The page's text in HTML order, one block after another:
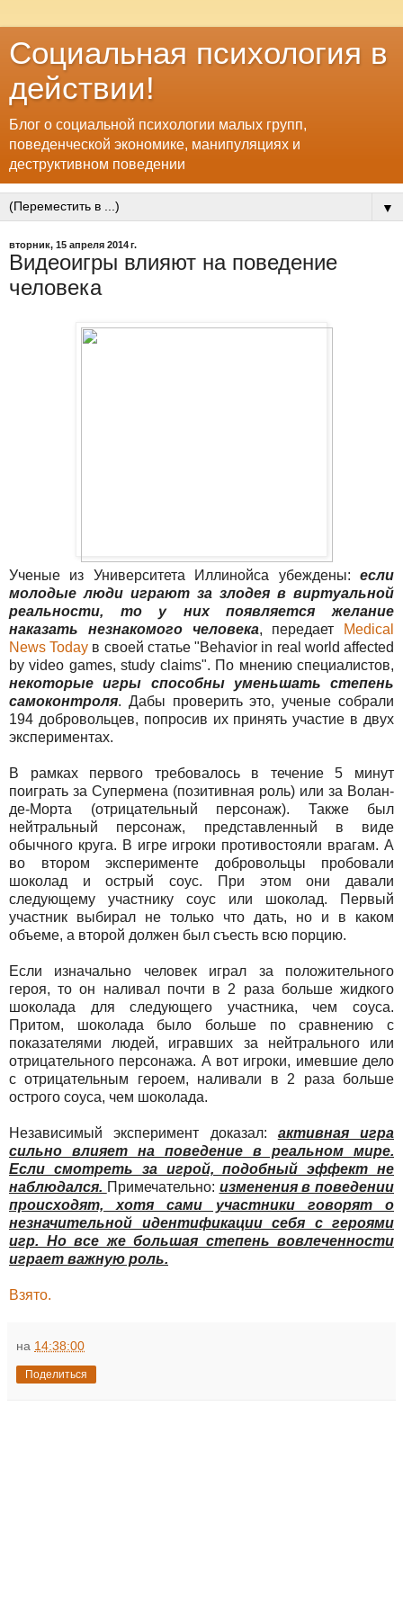
Социальная психология в
действии!
Блог о социальной психологии малых групп,
поведенческой экономике, манипуляциях и
деструктивном поведении
▼
вторник, 15 апреля 2014 г.
Видеоигры влияют на поведение
человека
Ученые из Университета Иллинойса убеждены: если
молодые люди играют за злодея в виртуальной
реальности, то у них появляется желание
наказать незнакомого человека, передает
Medical
News Today в своей статье "Behavior in real world affected
by video games, study claims". По мнению специалистов,
некоторые игры способны уменьшать степень
самоконтроля. Дабы проверить это, ученые собрали
194 добровольцев, попросив их принять участие в двух
экспериментах.
В рамках первого требовалось в течение 5 минут
поиграть за Супермена (позитивная роль) или за Волан-
де-Морта (отрицательный персонаж). Также был
нейтральный персонаж, представленный в виде
обычного круга. В игре игроки противостояли врагам. А
во втором эксперименте добровольцы пробовали
шоколад и острый соус. При этом они давали
следующему участнику соус или шоколад. Первый
участник выбирал не только что дать, но и в каком
объеме, а второй должен был съесть всю порцию.
Если изначально человек играл за положительного
героя, то он наливал почти в 2 раза больше жидкого
шоколада для следующего участника, чем соуса.
Притом, шоколада было больше по сравнению с
показателями людей, игравших за нейтрального или
отрицательного персонажа. А вот игроки, имевшие дело
с отрицательным героем, наливали в 2 раза больше
острого соуса, чем шоколада.
Независимый эксперимент доказал: активная игра
сильно влияет на поведение в реальном мире.
Если смотреть за игрой, подобный эффект не
наблюдался. Примечательно: изменения в поведении
происходят, хотя сами участники говорят о
незначительной идентификации себя с героями
игр. Но все же большая степень вовлеченности
играет важную роль.
Взято.
на 14:38:00
Поделиться